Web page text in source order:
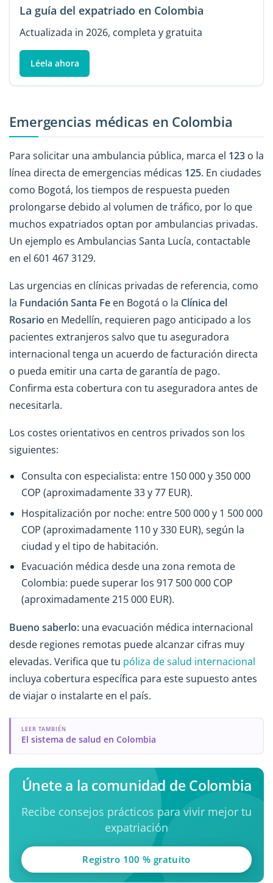
La guía del expatriado en Colombia
Actualizada in 2026, completa y gratuita
Léela ahora
Emergencias médicas en Colombia
Para solicitar una ambulancia pública, marca el 123 o la
línea directa de emergencias médicas 125. En ciudades
como Bogotá, los tiempos de respuesta pueden
prolongarse debido al volumen de tráfico, por lo que
muchos expatriados optan por ambulancias privadas.
Un ejemplo es Ambulancias Santa Lucía, contactable
en el 601 467 3129.
Las urgencias en clínicas privadas de referencia, como
la Fundación Santa Fe en Bogotá o la Clínica del
Rosario en Medellín, requieren pago anticipado a los
pacientes extranjeros salvo que tu aseguradora
internacional tenga un acuerdo de facturación directa
o pueda emitir una carta de garantía de pago.
Confirma esta cobertura con tu aseguradora antes de
necesitarla.
Los costes orientativos en centros privados son los
siguientes:
Consulta con especialista: entre 150 000 y 350 000
COP (aproximadamente 33 y 77 EUR).
Hospitalización por noche: entre 500 000 y 1 500 000
COP (aproximadamente 110 y 330 EUR), según la
ciudad y el tipo de habitación.
Evacuación médica desde una zona remota de
Colombia: puede superar los 917 500 000 COP
(aproximadamente 215 000 EUR).
Bueno saberlo: una evacuación médica internacional
desde regiones remotas puede alcanzar cifras muy
elevadas. Verifica que tu póliza de salud internacional
incluya cobertura específica para este supuesto antes
de viajar o instalarte en el país.
LEER TAMBIÉN
El sistema de salud en Colombia
Únete a la comunidad de Colombia
Recibe consejos prácticos para vivir mejor tu
expatriación
Registro 100 % gratuito